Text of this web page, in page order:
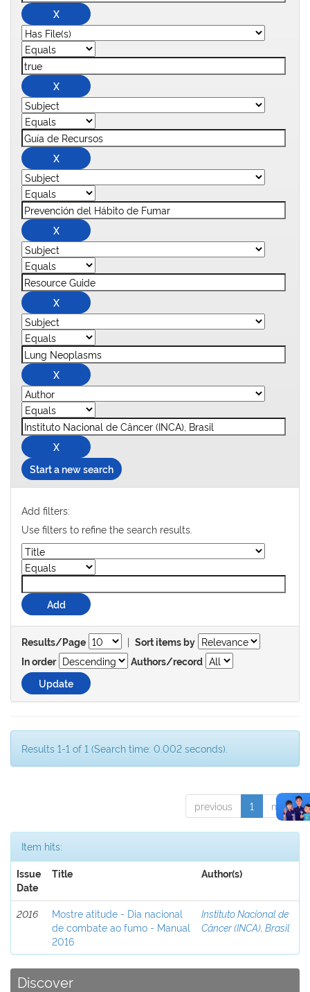
Start a new search
Add filters:
Use filters to refine the search results.
Results/Page | Sort items by
In order
Authors/record
Results 1-1 of 1 (Search time: 0.002 seconds).
previous 1 next
Item hits:
Issue
Date
Title Author(s)
2016
Mostre atitude - Dia nacional
de combate ao fumo - Manual
2016
Instituto Nacional de
Câncer (INCA), Brasil
Discover